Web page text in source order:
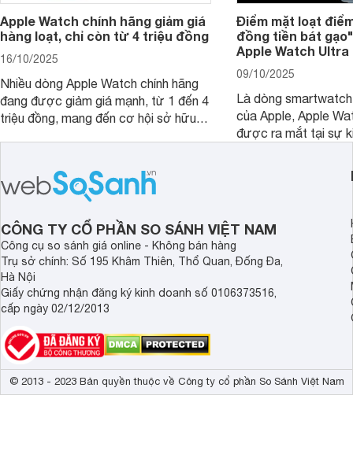
Apple Watch chính hãng giảm giá
hàng loạt, chỉ còn từ 4 triệu đồng
16/10/2025
Nhiều dòng Apple Watch chính hãng
đang được giảm giá mạnh, từ 1 đến 4
triệu đồng, mang đến cơ hội sở hữu
Điểm mặt loạt
đồng tiền bát
Apple Watch Ultra
09/10/2025
Là dòng
của Apple, Apple
được ra mắt tại sự
nhưng Apple Watch
loạt điểm mới nâng
CÔNG TY CỔ PHẦN SO SÁNH VIỆT NAM
Công cụ so sánh giá online - Không bán hàng
Trụ sở chính: Số 195 Khâm Thiên, Thổ Quan, Đống Đa,
Hà Nội
Giấy chứng nhận đăng ký kinh doanh số 0106373516,
cấp ngày 02/12/2013
© 2013 - 2023 Bản quyền thuộc về Công ty cổ phần So Sánh Việt Nam